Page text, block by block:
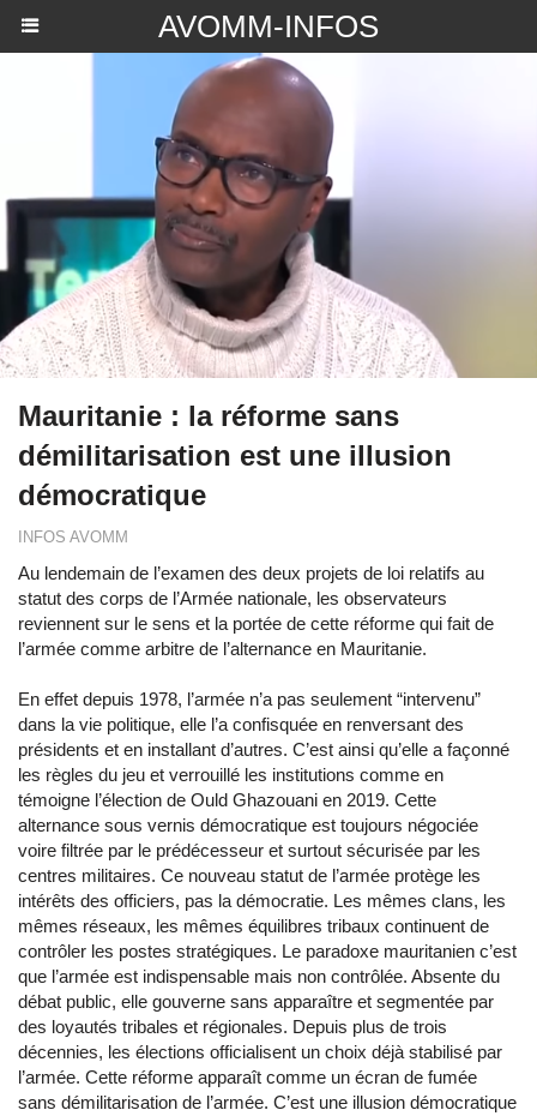
AVOMM-INFOS
Mauritanie : la réforme sans
démilitarisation est une illusion
démocratique
INFOS AVOMM
Au lendemain de l’examen des deux projets de loi relatifs au
statut des corps de l’Armée nationale, les observateurs
reviennent sur le sens et la portée de cette réforme qui fait de
l’armée comme arbitre de l’alternance en Mauritanie.
En effet depuis 1978, l’armée n’a pas seulement “intervenu”
dans la vie politique, elle l’a confisquée en renversant des
présidents et en installant d’autres. C’est ainsi qu’elle a façonné
les règles du jeu et verrouillé les institutions comme en
témoigne l’élection de Ould Ghazouani en 2019. Cette
alternance sous vernis démocratique est toujours négociée
voire filtrée par le prédécesseur et surtout sécurisée par les
centres militaires. Ce nouveau statut de l’armée protège les
intérêts des officiers, pas la démocratie. Les mêmes clans, les
mêmes réseaux, les mêmes équilibres tribaux continuent de
contrôler les postes stratégiques. Le paradoxe mauritanien c’est
que l’armée est indispensable mais non contrôlée. Absente du
débat public, elle gouverne sans apparaître et segmentée par
des loyautés tribales et régionales. Depuis plus de trois
décennies, les élections officialisent un choix déjà stabilisé par
l’armée. Cette réforme apparaît comme un écran de fumée
sans démilitarisation de l’armée. C’est une illusion démocratique